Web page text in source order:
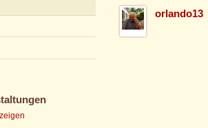
orlando13